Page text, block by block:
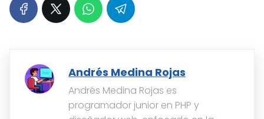
Andrés Medina Rojas
Andrés Medina Rojas es
programador junior en PHP y